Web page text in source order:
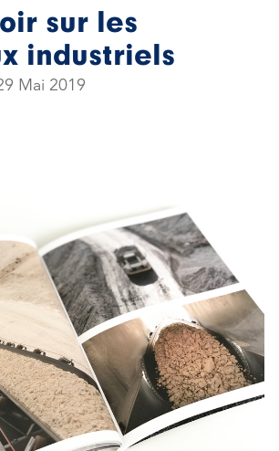
sur les
industriels
Mai 2019